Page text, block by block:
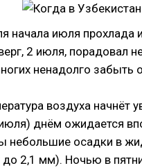
начала июля
2 июля, порадовал
ненадолго забыть
воздуха начнёт
днём ожидается
осадки в
до 2,1 мм). Ночью в